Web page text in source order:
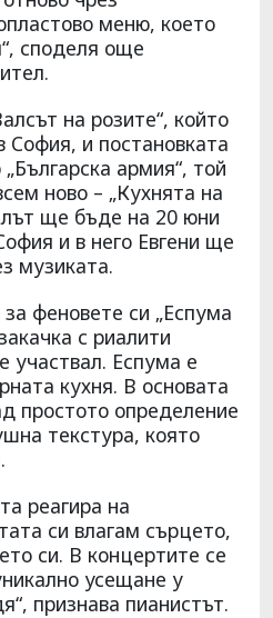
меню, което
споделя още
на розите“, който
и постановката
армия“, той
ново – „Кухнята на
ще бъде на 20 юни
и в него Евгени ще
музиката.
феновете си „Еспума
с риалити
участвал. Еспума е
кухня. В основата
простото определение
текстура, която
реагира на
си влагам сърцето,
си. В концертите се
усещане у
признава пианистът.